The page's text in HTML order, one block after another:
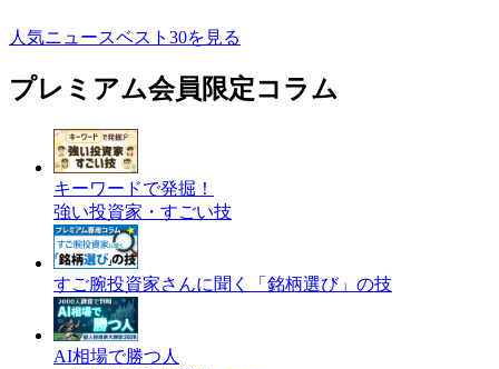
人気ニュースベスト30を見る
プレミアム会員限定コラム
キーワードで発掘！
強い投資家・すごい技
すご腕投資家さんに聞く「銘柄選び」の技
AI相場で勝つ人